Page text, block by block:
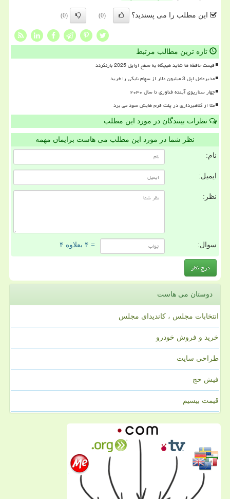
این مطلب را می پسندید؟ (0)
(0)
تازه ترین مطالب مرتبط
قیمت حافظه ها شاید هیچگاه به سطح اوایل 2025 بازنگردد
مدیرعامل اپل 3 میلیون دلار از سهام نایکی را خرید
چهار سناریوی آینده فناوری تا سال ۲۰۳۰
متا از کلاهبرداری در پلت فرم هایش سود می برد
نظرات بینندگان در مورد این مطلب
نظر شما در مورد این مطلب می هاست برایمان مهمه
نام:
ایمیل:
نظر:
سوال: = ۴ بعلاوه ۴
دوستان می هاست
انتخابات مجلس ، کاندیدای مجلس
خرید و فروش خودرو
طراحی سایت
فیش حج
قیمت بیسیم